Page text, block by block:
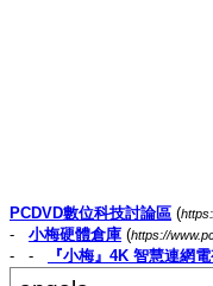
PCDVD數位科技討論區 (
- 小梅硬體倉庫 (https://
- -
『小梅』4K 智慧連網